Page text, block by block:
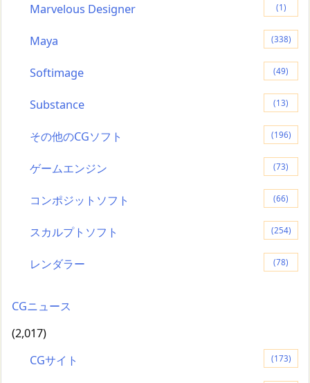
Marvelous Designer (1)
Maya (338)
Softimage (49)
Substance (13)
その他のCGソフト (196)
ゲームエンジン (73)
コンポジットソフト (66)
スカルプトソフト (254)
レンダラー (78)
CGニュース
(2,017)
CGサイト
(173)